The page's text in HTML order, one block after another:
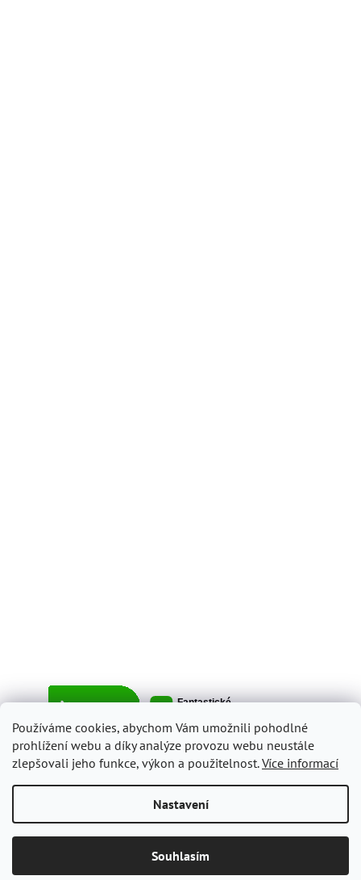
Používáme cookies, abychom Vám umožnili pohodlné
prohlížení webu a díky analýze provozu webu neustále
zlepšovali jeho funkce, výkon a použitelnost.Více informací
Nastavení
Souhlasím
Copyright 2026ItalyShop.cz. Všechna práva vyhrazena.Upravit
nastavení cookies